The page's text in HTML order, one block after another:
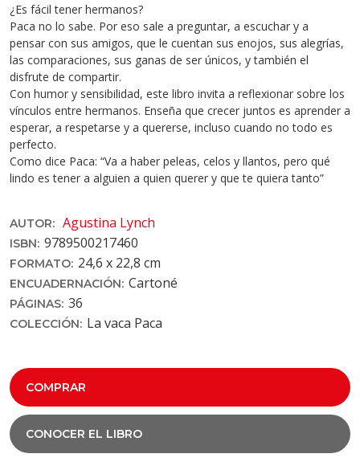
¿Es fácil tener hermanos?
Paca no lo sabe. Por eso sale a preguntar, a escuchar y a
pensar con sus amigos, que le cuentan sus enojos, sus alegrías,
las comparaciones, sus ganas de ser únicos, y también el
disfrute de compartir.
Con humor y sensibilidad, este libro invita a reflexionar sobre los
vínculos entre hermanos. Enseña que crecer juntos es aprender a
esperar, a respetarse y a quererse, incluso cuando no todo es
perfecto.
Como dice Paca: “Va a haber peleas, celos y llantos, pero qué
lindo es tener a alguien a quien querer y que te quiera tanto”
AUTOR: Agustina Lynch
ISBN: 9789500217460
FORMATO: 24,6 x 22,8 cm
ENCUADERNACIÓN: Cartoné
PÁGINAS: 36
COLECCIÓN: La vaca Paca
COMPRAR
CONOCER EL LIBRO